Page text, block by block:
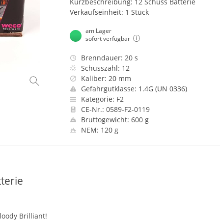
Verkaufseinheit: 1 Stück
am Lager
sofort verfügbar
Brenndauer: 20 s
Schusszahl: 12
Kaliber: 20 mm
Gefahrgutklasse: 1.4G (UN 0336)
Kategorie: F2
CE-Nr.: 0589-F2-0119
Bruttogewicht: 600 g
NEM: 120 g
Brilliant!